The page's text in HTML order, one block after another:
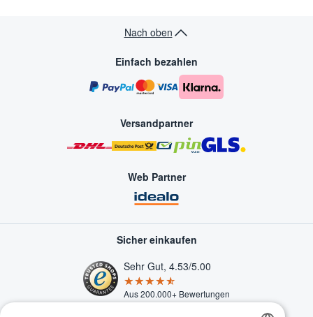
Nach oben
Einfach bezahlen
Versandpartner
Web Partner
Sicher einkaufen
Sehr Gut, 4.53/5.00
★★★★★
☆☆☆☆☆
Aus 200.000+ Bewertungen